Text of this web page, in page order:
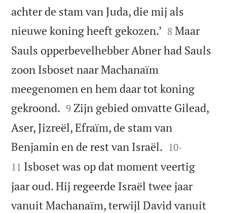
achter de stam van Juda, die mij als
nieuwe koning heeft gekozen.’ 

8 Maar
Sauls opperbevelhebber Abner had Sauls
zoon Isboset naar Machanaïm
meegenomen en hem daar tot koning
gekroond. 

9 Zijn gebied omvatte Gilead,
Aser, Jizreël, Efraïm, de stam van
Benjamin en de rest van Israël. 

10-
11 Isboset was op dat moment veertig
jaar oud. Hij regeerde Israël twee jaar
vanuit Machanaïm, terwijl David vanuit